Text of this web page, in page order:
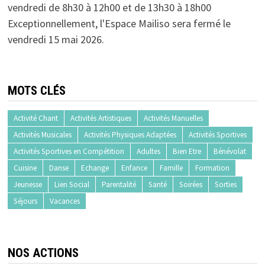
vendredi de 8h30 à 12h00 et de 13h30 à 18h00
Exceptionnellement, l'Espace Mailiso sera fermé le
vendredi 15 mai 2026.
MOTS CLÉS
Activité Chant Activités Artistiques
Activités Manuelles
Activités Musicales
Activités Physiques Adaptées
Activités Sportives
Activités Sportives en Compétition
Adultes Bien Etre
Bénévolat
Cuisine
Danse Echange Enfance Famille
Formation
Jeunesse
Lien Social Parentalité Santé Soirées
Sorties
Séjours
Vacances
NOS ACTIONS